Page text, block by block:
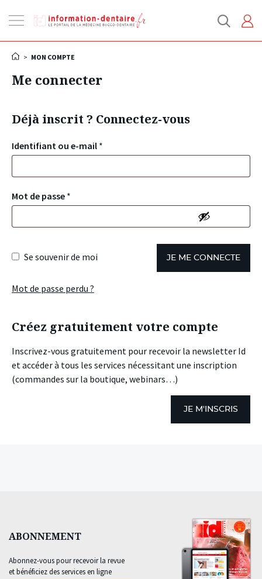
la
> MON COMPTE
Me connecter
Déjà inscrit ? Connectez-vous
Identifiant ou e-mail *
Mot de passe *
Se souvenir de moi JE ME CONNECTE
Mot de passe perdu ?
Créez gratuitement votre compte
Inscrivez-vous gratuitement pour recevoir la newsletter Id
et accéder à tous les services nécessitant une inscription
(commandes sur la boutique, webinars…)
JE M'INSCRIS
ABONNEMENT
Abonnez-vous pour recevoir la revue
et bénéficiez des services en ligne